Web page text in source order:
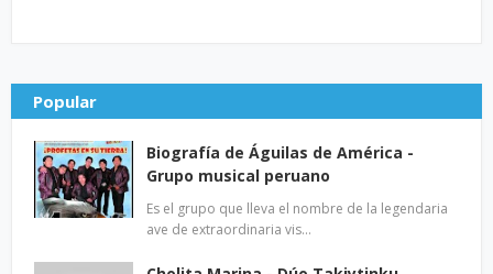
Popular
Biografía de Águilas de América -
Grupo musical peruano
Es el grupo que lleva el nombre de la legendaria
ave de extraordinaria vis…